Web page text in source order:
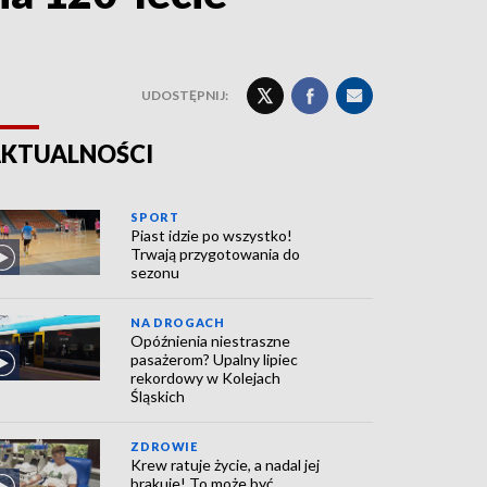
UDOSTĘPNIJ:
SPORT
Piast idzie po wszystko!
Trwają przygotowania do
sezonu
NA DROGACH
Opóźnienia niestraszne
pasażerom? Upalny lipiec
rekordowy w Kolejach
Śląskich
ZDROWIE
Krew ratuje życie, a nadal jej
brakuje! To może być